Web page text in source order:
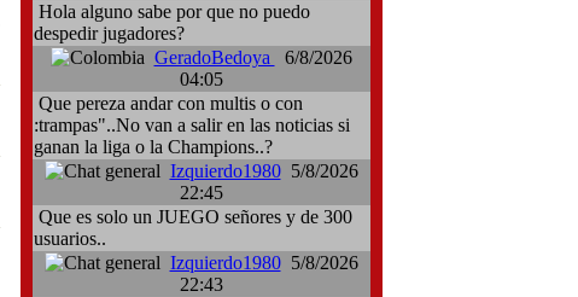
Hola alguno sabe por que no puedo
despedir jugadores?
GeradoBedoya
6/8/2026
04:05
Que pereza andar con multis o con
:trampas"..No van a salir en las noticias si
ganan la liga o la Champions..?
Izquierdo19805/8/2026
22:45
Que es solo un JUEGO señores y de 300
usuarios..
Izquierdo19805/8/2026
22:43